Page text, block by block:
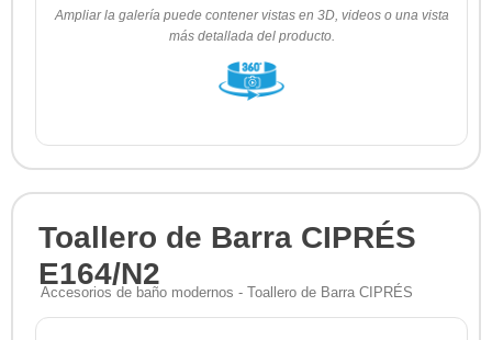
Ampliar la galería puede contener vistas en 3D, videos o una vista
más detallada del producto.
Toallero de Barra CIPRÉS
E164/N2
Accesorios de baño modernos - Toallero de Barra CIPRÉS